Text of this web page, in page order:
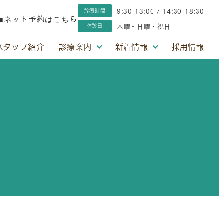
診療時間 9:30-13:00 / 14:30-18:30
休診日 木曜・日曜・祝日
タッフ紹介 診療案内 新着情報 採用情報